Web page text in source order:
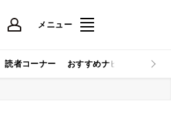
メニュー
読者コーナー おすすめナビ マイナビ